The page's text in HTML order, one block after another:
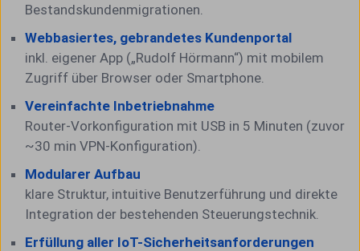
Bestandskundenmigrationen.
Webbasiertes, gebrandetes Kundenportal
inkl. eigener App („Rudolf Hörmann“) mit mobilem
Zugriff über Browser oder Smartphone.
Vereinfachte Inbetriebnahme
Router-Vorkonfiguration mit USB in 5 Minuten (zuvor
~30 min VPN-Konfiguration).
Modularer Aufbau
klare Struktur, intuitive Benutzerführung und direkte
Integration der bestehenden Steuerungstechnik.
Erfüllung aller IoT-Sicherheitsanforderungen